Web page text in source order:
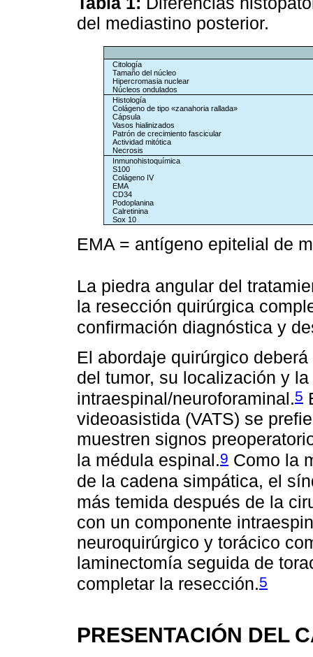
del mediastino posterior.
Citología
Tamaño del núcleo
Hipercromasia nuclear
Núcleos ondulados
Histología
Colágeno de tipo «zanahoria rallada»
Cápsula
Vasos hialinizados
Patrón de crecimiento fascicular
Actividad mitótica
Necrosis
Inmunohistoquímica
S100
Colágeno IV
EMA
CD34
Podoplanina
Calretinina
Sox 10
EMA = antígeno epitelial de
La piedra angular del
la resección quirúrgica
confirmación diagnóstica y
El abordaje quirúrgico
del tumor, su localización y
intraespinal/neuroforaminal.5
videoasistida (VATS) se
muestren signos
la médula espinal.9 Como la
de la cadena simpática, el
más temida después de la
con un componente
neuroquirúrgico y torácico
laminectomía seguida de
completar la resección.5
PRESENTACIÓN DEL